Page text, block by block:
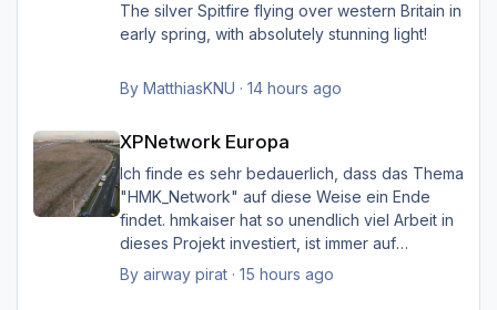
Sinn?
The silver Spitfire flying over western Britain in
early spring, with absolutely stunning light!
By MatthiasKNU · 14 hours ago
XPNetwork Europa
Ich finde es sehr bedauerlich, dass das Thema
"HMK_Network" auf diese Weise ein Ende
findet. hmkaiser hat so unendlich viel Arbeit in
dieses Projekt investiert, ist immer auf
Verbesserungsvorschläge der Nutzer
eingegangen, und hat unglaublich viel zur
By airway pirat· 15 hours ago